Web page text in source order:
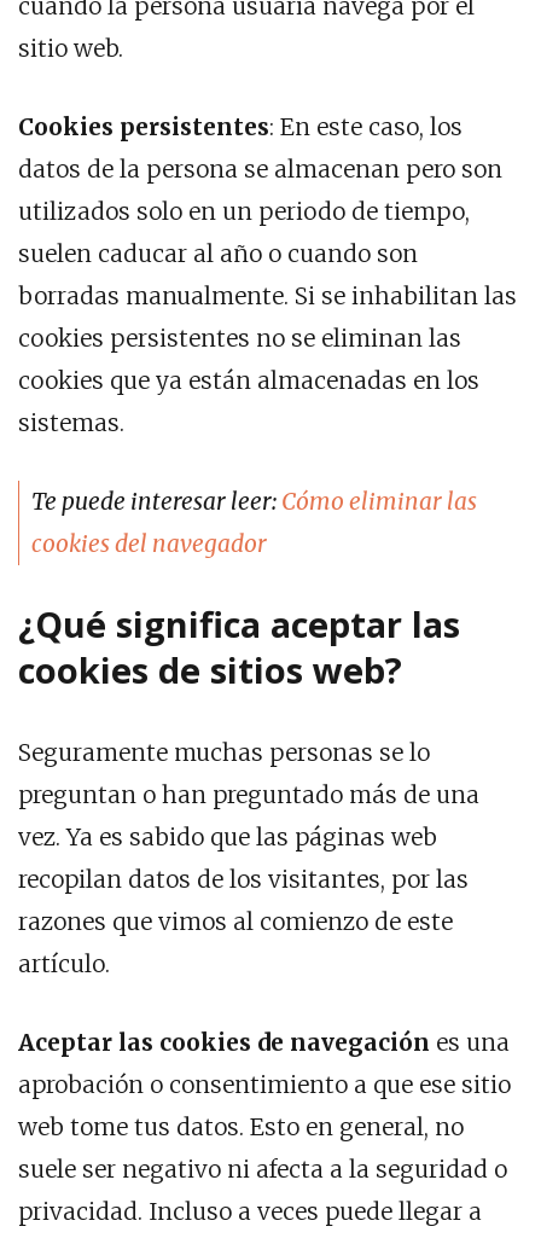
cuando la persona usuaria navega por el
sitio web.
Cookies persistentes: En este caso, los
datos de la persona se almacenan pero son
utilizados solo en un periodo de tiempo,
suelen caducar al año o cuando son
borradas manualmente. Si se inhabilitan las
cookies persistentes no se eliminan las
cookies que ya están almacenadas en los
sistemas.
Te puede interesar leer: Cómo eliminar las
cookies del navegador
¿Qué significa aceptar las
cookies de sitios web?
Seguramente muchas personas se lo
preguntan o han preguntado más de una
vez. Ya es sabido que las páginas web
recopilan datos de los visitantes, por las
razones que vimos al comienzo de este
artículo.
Aceptar las cookies de navegación es una
aprobación o consentimiento a que ese sitio
web tome tus datos. Esto en general, no
suele ser negativo ni afecta a la seguridad o
privacidad. Incluso a veces puede llegar a